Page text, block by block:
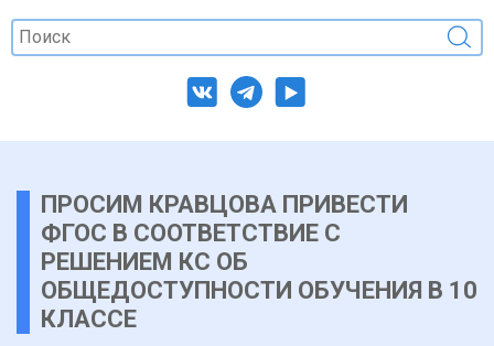
ПРОСИМ КРАВЦОВА ПРИВЕСТИ
ФГОС В СООТВЕТСТВИЕ С
РЕШЕНИЕМ КС ОБ
ОБЩЕДОСТУПНОСТИ ОБУЧЕНИЯ В 10
КЛАССЕ